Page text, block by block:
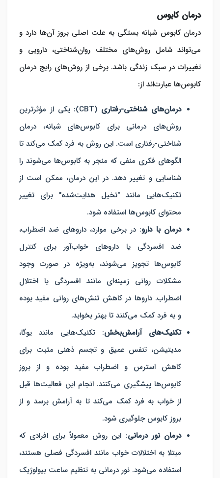
درمان کابوس
درمان کابوس‌ شبانه بستگی به علت اصلی بروز آن‌ها دارد و
می‌تواند شامل روش‌های مختلف روان‌شناختی، دارویی و
تغییرات در سبک زندگی باشد. برخی از روش‌های رایج درمان
کابوس‌ها عبارت‌اند از:
درمان‌های شناختی-رفتاری (CBT):
یکی از مؤثرترین
روش‌های درمانی برای کابوس‌های شبانه، درمان
شناختی-رفتاری است. این روش به فرد کمک می‌کند تا
الگوهای فکری منفی که منجر به کابوس‌ها می‌شوند را
شناسایی و تغییر دهد. در این درمان، ممکن است از
تکنیک‌هایی مانند "تخیل هدایت‌شده" برای تغییر
محتوای کابوس‌ها استفاده شود.
درمان با دارو: در برخی موارد، داروهای ضد اضطراب،
ضد افسردگی یا داروهای خواب‌آور برای کنترل
کابوس‌ها تجویز می‌شوند، به‌ویژه در صورت وجود
مشکلات روانی زمینه‌ای مانند افسردگی یا اختلال
اضطراب. داروها در کاهش تنش‌های روانی مفید بوده
و به فرد کمک می‌کنند تا بهتر بخوابد.
تکنیک‌های آرامش‌بخش: تکنیک‌هایی مانند یوگا،
مدیتیشن، تنفس عمیق و تجسم ذهنی مثبت برای
کاهش استرس و اضطراب مفید بوده و از بروز
کابوس‌ها پیشگیری می‌کنند. انجام این فعالیت‌ها قبل
از خواب به فرد کمک می‌کند تا به آرامش برسد و از
بروز کابوس جلوگیری شود.
درمان نور درمانی: این روش معمولاً برای افرادی که
مبتلا به اختلالات خواب مانند افسردگی فصلی هستند،
استفاده می‌شود. نور درمانی به تنظیم ساعت بیولوژیک